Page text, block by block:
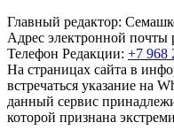
Главный редактор:
Адрес электронной почты
Телефон Редакции: +7 968
На страницах сайта в
встречаться указание на
данный сервис
которой признана